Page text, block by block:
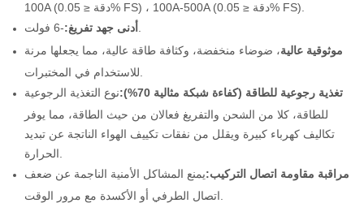
100A (دقة ≤ 0.05% FS) ، 100A-500A (دقة ≤ 0.05% FS).
أدنى جهد تفريغ: -6 فولت.
موثوقية عالية، ضوضاء منخفضة، وكثافة طاقة عالية، مما يجعلها مرنة
تغذية رجوعية للطاقة (كفاءة شبكة مثالية 70%): نوع التغذية الرجوعية
للطاقة، كلا من الشحن والتفريغ فعالان من حيث الطاقة، مما يوفر
تكاليف كهرباء كبيرة ويقلل من نفقات تكييف الهواء الناتجة عن تبديد
مراقبة مقاومة اتصال التركيب:يمنع المشاكل الأمنية الناجمة عن ضعف